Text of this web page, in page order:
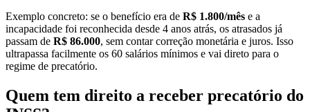
Exemplo concreto: se o benefício era de R$ 1.800/mês e a
incapacidade foi reconhecida desde 4 anos atrás, os atrasados já
passam de R$ 86.000, sem contar correção monetária e juros. Isso
ultrapassa facilmente os 60 salários mínimos e vai direto para o
regime de precatório.
Quem tem direito a receber precatório do